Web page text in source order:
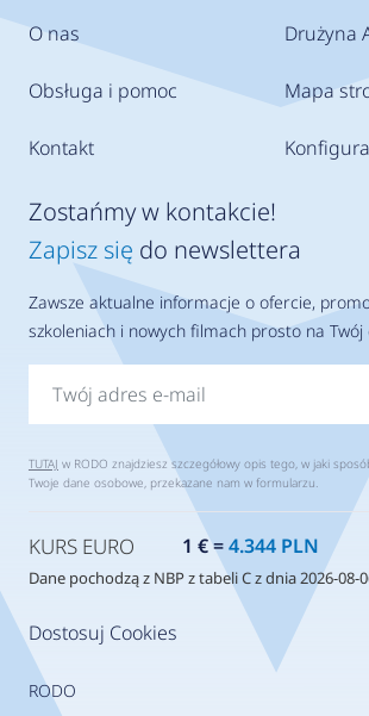
O nas
Obsługa i pomoc
Kontakt
Drużyna
Mapa
Dostosuj Cookies
RODO
Zostańmy w kontakcie!
Zapisz się do newslettera
Zawsze aktualne informacje o ofercie,
szkoleniach i nowych filmach prosto na Twój
TUTAJ w RODO znajdziesz szczegółowy opis tego, w jaki
Twoje dane osobowe, przekazane nam w formularzu.
KURS EURO 1 € =4.344 PLN
Dane pochodzą z NBP z tabeli C z dnia 2026-08-